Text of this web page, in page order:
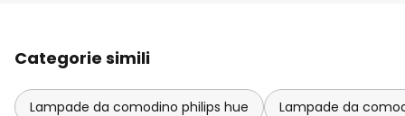
Categorie simili
Lampade da comodino philips hue Lampade da